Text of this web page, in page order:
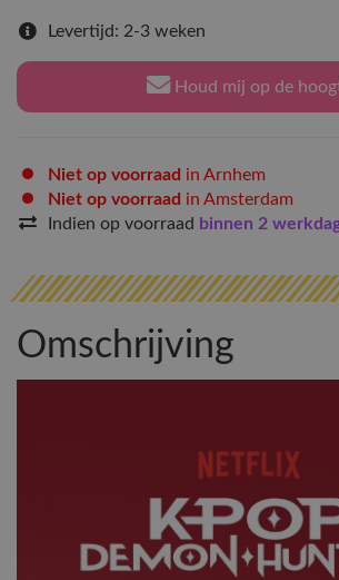
Levertijd: 2-3 weken
Houd mij op de
Niet op voorraad in Arnhem
Niet op voorraad in Amsterdam
Indien op voorraad binnen 2
Omschrijving